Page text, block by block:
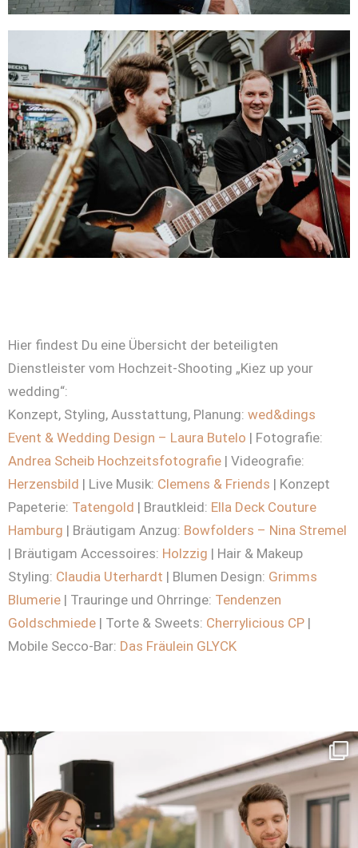
Hier findest Du eine Übersicht der beteiligten
Dienstleister vom Hochzeit-Shooting „Kiez up your
wedding“:
Konzept, Styling, Ausstattung, Planung: wed&dings
Event & Wedding Design – Laura Butelo | Fotografie:
Andrea Scheib Hochzeitsfotografie | Videografie:
Herzensbild | Live Musik: Clemens & Friends | Konzept
Papeterie: Tatengold | Brautkleid: Ella Deck Couture
Hamburg | Bräutigam Anzug: Bowfolders – Nina Stremel
| Bräutigam Accessoires: Holzzig | Hair & Makeup
Styling: Claudia Uterhardt | Blumen Design: Grimms
Blumerie | Trauringe und Ohrringe: Tendenzen
Goldschmiede | Torte & Sweets: Cherrylicious CP |
Mobile Secco-Bar: Das Fräulein GLYCK